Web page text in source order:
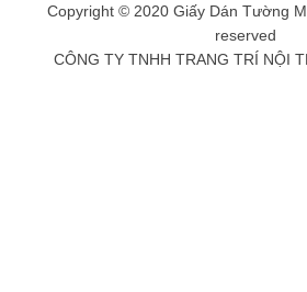
Copyright © 2020 Giấy Dán Tường
reserved
CÔNG TY TNHH TRANG TRÍ NỘI